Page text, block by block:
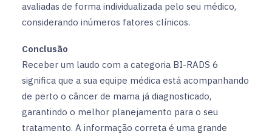
avaliadas de forma individualizada pelo seu médico,
considerando inúmeros fatores clínicos.
Conclusão
Receber um laudo com a categoria BI-RADS 6
significa que a sua equipe médica está acompanhando
de perto o câncer de mama já diagnosticado,
garantindo o melhor planejamento para o seu
tratamento. A informação correta é uma grande